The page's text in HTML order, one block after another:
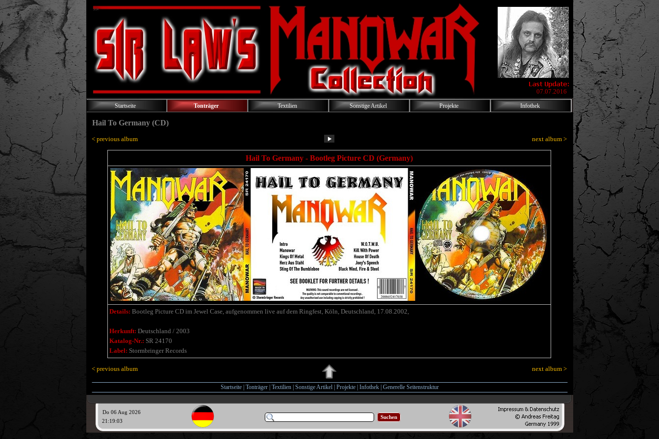
07.07.2016
Startseite Tonträger Textilien Sonstige Artikel Projekte Infothek
Hail To Germany (CD)
< previous album next album >
Hail To Germany - Bootleg Picture CD (Germany)
Details: Bootleg Picture CD im Jewel Case, aufgenommen live auf dem Ringfest, Köln, Deutschland, 17.08.2002,
Herkunft: Deutschland / 2003
Katalog-Nr.: SR 24170
Label: Stormbringer Records
< previous album next album >
Startseite| Tonträger| Textilien| Sonstige Artikel| Projekte| Infothek| Generelle Seitenstruktur
Suchen
Do 06 Aug 2026
21:19:03